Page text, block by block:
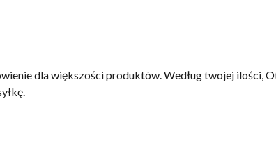
dla większości produktów. Według twojej ilości,